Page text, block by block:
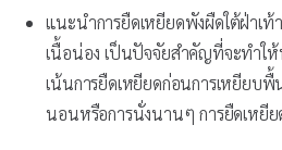
แนะนำการยืดเหยียดพังผืดใต้ฝ่าเท้
เนื้อน่อง เป็นปัจจัยสำคัญที่จะทำใ
เน้นการยืดเหยียดก่อนการเหยียบ
นอนหรือการนั่งนานๆ การยืดเหยีย